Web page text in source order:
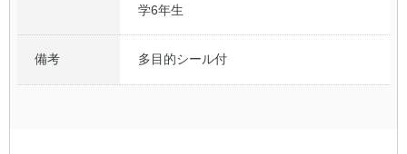
学6年生
備考 多目的シール付